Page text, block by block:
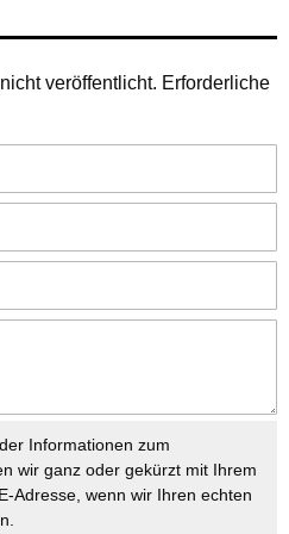
veröffentlicht. Erforderliche
Informationen zum
wir ganz oder gekürzt mit Ihrem
Adresse, wenn wir Ihren echten